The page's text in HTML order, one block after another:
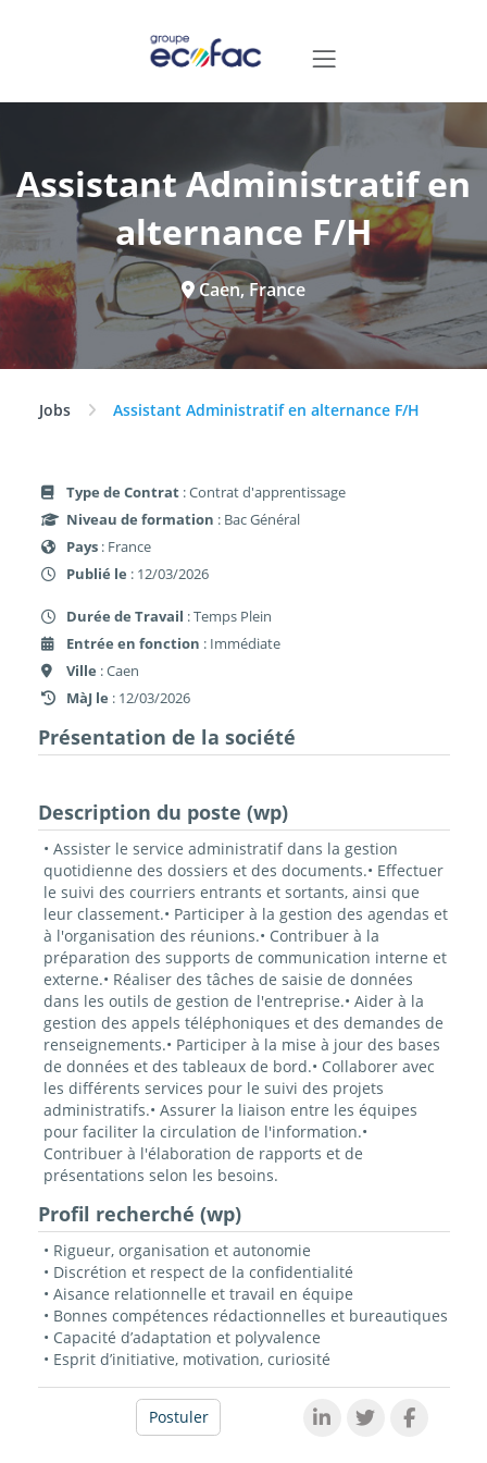
Assistant Administratif en
alternance F/H
Caen, France
Jobs Assistant Administratif en alternance F/H
Type de Contrat : Contrat d'apprentissage
Niveau de formation : Bac Général
Pays : France
Publié le : 12/03/2026
Durée de Travail : Temps Plein
Entrée en fonction : Immédiate
Ville : Caen
MàJ le : 12/03/2026
Présentation de la société
Description du poste (wp)
• Assister le service administratif dans la gestion
quotidienne des dossiers et des documents.• Effectuer
le suivi des courriers entrants et sortants, ainsi que
leur classement.• Participer à la gestion des agendas et
à l'organisation des réunions.• Contribuer à la
préparation des supports de communication interne et
externe.• Réaliser des tâches de saisie de données
dans les outils de gestion de l'entreprise.• Aider à la
gestion des appels téléphoniques et des demandes de
renseignements.• Participer à la mise à jour des bases
de données et des tableaux de bord.• Collaborer avec
les différents services pour le suivi des projets
administratifs.• Assurer la liaison entre les équipes
pour faciliter la circulation de l'information.•
Contribuer à l'élaboration de rapports et de
présentations selon les besoins.
Profil recherché (wp)
• Rigueur, organisation et autonomie
• Discrétion et respect de la confidentialité
• Aisance relationnelle et travail en équipe
• Bonnes compétences rédactionnelles et bureautiques
• Capacité d’adaptation et polyvalence
• Esprit d’initiative, motivation, curiosité
Postuler